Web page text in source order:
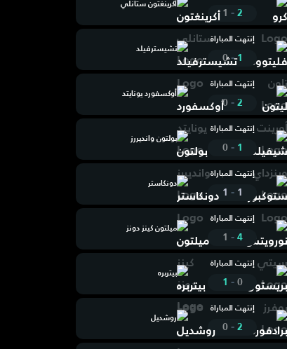
2
-
1
أكرينغتون ستانلي
إنتهت المباراة
1
-
0
تشيسترفيلد
إنتهت المباراة
2
-
0
أوكسفورد يونايتد
إنتهت المباراة
1
-
0
بولتون وانديررز
إنتهت المباراة
1
-
1
دونكاستر
إنتهت المباراة
4
-
1
ميلتون كينز دونز
إنتهت المباراة
0
-
1
بيتربره
إنتهت المباراة
2
-
0
روشديل